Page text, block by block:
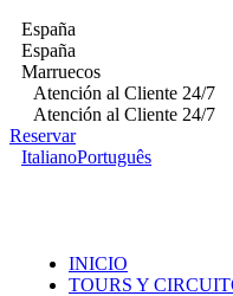
España
España
Marruecos
Atención al Cliente 24/7
Atención al Cliente 24/7
Reservar
ItalianoPortuguês
INICIO
TOURS Y